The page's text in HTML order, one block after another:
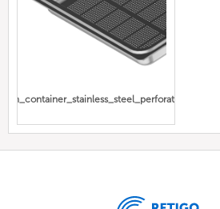
Gn_container_stainless_steel_perforated